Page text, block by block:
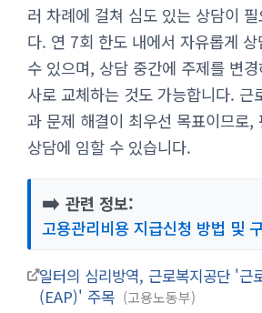
러 차례에 걸쳐 심도 있는 상담이
다. 연 7회 한도 내에서 자유롭게
수 있으며, 상담 중간에 주제를 변
사로 교체하는 것도 가능합니다. 근
과 문제 해결이 최우선 목표이므로,
상담에 임할 수 있습니다.
➡️ 관련 정보:
고용관리비용 지급신청 방법 및
일터의 심리방역, 근로복지공단 '근
(EAP)' 주목
고용노동부